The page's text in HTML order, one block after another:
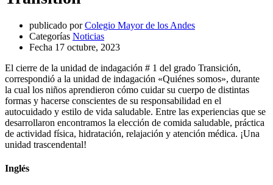
publicado por Colegio Mayor de los Andes
Categorías Noticias
Fecha 17 octubre, 2023
El cierre de la unidad de indagación # 1 del grado Transición,
correspondió a la unidad de indagación «Quiénes somos», durante
la cual los niños aprendieron cómo cuidar su cuerpo de distintas
formas y hacerse conscientes de su responsabilidad en el
autocuidado y estilo de vida saludable. Entre las experiencias que se
desarrollaron encontramos la elección de comida saludable, práctica
de actividad física, hidratación, relajación y atención médica. ¡Una
unidad trascendental!
Inglés